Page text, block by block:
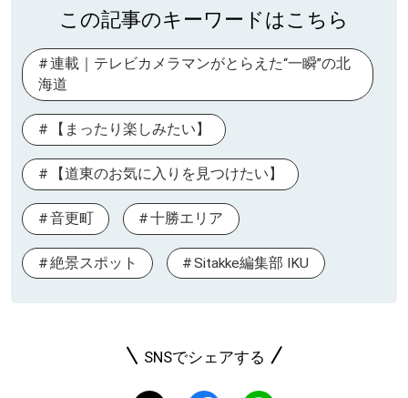
この記事のキーワードはこちら
連載｜テレビカメラマンがとらえた“一瞬”の北
海道
【まったり楽しみたい】
【道東のお気に入りを見つけたい】
音更町 十勝エリア
絶景スポット Sitakke編集部 IKU
SNSでシェアする